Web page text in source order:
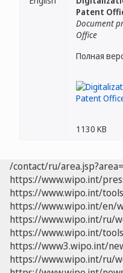
Patent
Document
Office
Полная
1130 KB
/contact/ru/
https://www.wipo.int/
https://www.wipo.int/
https://www.wipo.int/en/
https://www.wipo.int/ru/
https://www.wipo.int/
https://www3.wipo.int/
https://www.wipo.int/ru/